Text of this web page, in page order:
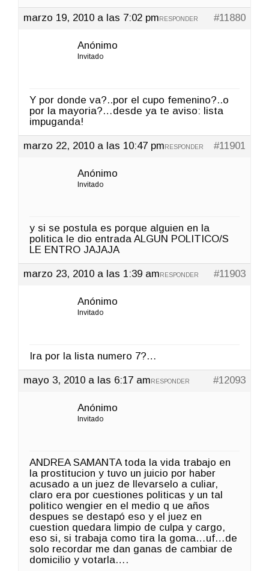
marzo 19, 2010 a las 7:02 pm #11880
RESPONDER
Anónimo
Invitado
Y por donde va?..por el cupo femenino?..o
por la mayoria?…desde ya te aviso: lista
impuganda!
marzo 22, 2010 a las 10:47 pm #11901
RESPONDER
Anónimo
Invitado
y si se postula es porque alguien en la
politica le dio entrada ALGUN POLITICO/S
LE ENTRO JAJAJA
marzo 23, 2010 a las 1:39 am #11903
RESPONDER
Anónimo
Invitado
Ira por la lista numero 7?…
mayo 3, 2010 a las 6:17 am #12093
RESPONDER
Anónimo
Invitado
ANDREA SAMANTA toda la vida trabajo en
la prostitucion y tuvo un juicio por haber
acusado a un juez de llevarselo a culiar,
claro era por cuestiones politicas y un tal
politico wengier en el medio q ue años
despues se destapó eso y el juez en
cuestion quedara limpio de culpa y cargo,
eso si, si trabaja como tira la goma…uf…de
solo recordar me dan ganas de cambiar de
domicilio y votarla….